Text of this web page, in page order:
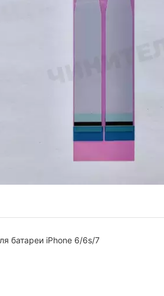
батареи iPhone 6/6s/7